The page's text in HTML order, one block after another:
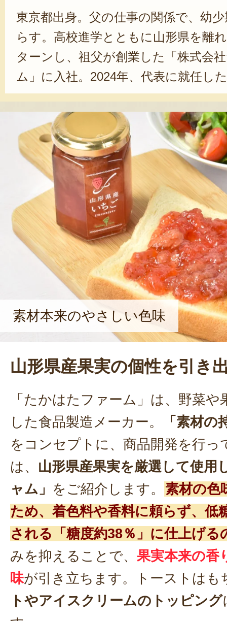
東京都出身。父の仕事の関係で、幼
らす。高校進学とともに山形県を離
ターンし、祖父が創業した「株式会
ム」に入社。2024年、代表に就任し
れることで、改めて魅力を実感でき
産物が豊富にあるんですよね」と、
や一次加工業者に足を運び、その年
ることも多いという。「これからは
きるような取り組みをしていきたい
関連業者も、みんなが上手くいくよ
事をしていきたいです」と、力強く
素材本来のやさしい色味
山形県産果実の個性を引き
「たかはたファーム」は、野菜や
した食品製造メーカー。
「素材の
をコンセプトに、商品開発を行っ
は、 山形県産果実を厳選して使用
ャム」 をご紹介します。 素材の色
ため、着色料や香料に頼らず、低
される「糖度約38％」に仕上げる
みを抑えることで、 果実本来の香
味が引き立ちます。トーストはも
トやアイスクリームのトッピング